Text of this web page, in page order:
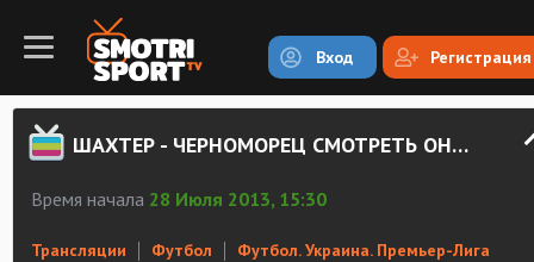
Вход Регистрация
ШАХТЕР - ЧЕРНОМОРЕЦ СМОТРЕТЬ ОНЛАЙН
Время начала 28 Июля 2013, 15:30
Трансляции Футбол Футбол. Украина. Премьер-Лига